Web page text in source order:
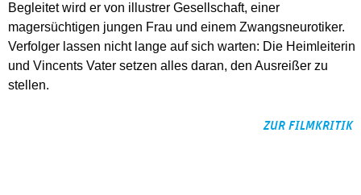
Begleitet wird er von illustrer Gesellschaft, einer
magersüchtigen jungen Frau und einem Zwangsneurotiker.
Verfolger lassen nicht lange auf sich warten: Die Heimleiterin
und Vincents Vater setzen alles daran, den Ausreißer zu
stellen.
ZUR FILMKRITIK